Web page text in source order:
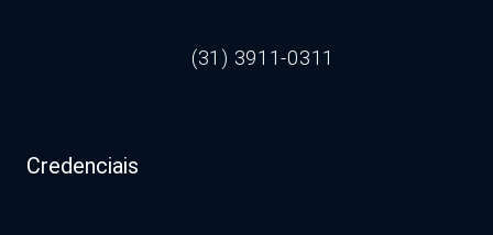
(31) 3911-0311
Credenciais